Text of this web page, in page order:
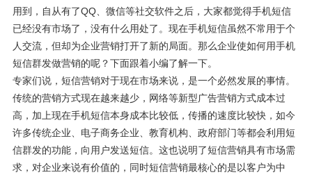
用到，自从有了QQ、微信等社交软件之后，大家都觉得手机短信
已经没有市场了，没有什么用处了。现在手机短信虽然不常用于个
人交流，但却为企业营销打开了新的局面。那么企业使如何用手机
短信群发做营销的呢？下面跟着小编了解一下。
专家们说，短信营销对于现在市场来说，是一个必然发展的事情。
传统的营销方式现在越来越少，网络等新型广告营销方式成本过
高，加上现在手机短信本身成本比较低，传播的速度比较快，如今
许多传统企业、电子商务企业、教育机构、政府部门等都会利用短
信群发的功能，向用户发送短信。这也说明了短信营销具有市场需
求，对企业来说有价值的，同时短信营销最核心的是以客户为中